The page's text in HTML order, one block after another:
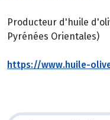
Producteur d'huile
Pyrénées Orientales)
https://www.huile-